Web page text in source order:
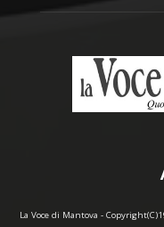
La Voce di Mantova -